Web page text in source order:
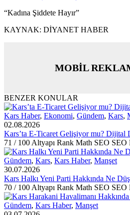
“Kadına Şiddete Hayır”
KAYNAK: DİYANET HABER
MOBİL
BENZER KONULAR
Kars Haber, Ekonomi, Gündem, Kars,
02.08.2026
Kars’ta E-Ticaret Gelişiyor mu? Dijital
71 / 100 Altyapı Rank Math SEO SEO
Gündem, Kars, Kars Haber, Manşet
30.07.2026
Kars Halkı Yeni Parti Hakkında Ne
70 / 100 Altyapı Rank Math SEO SEO
Gündem, Kars Haber, Manşet